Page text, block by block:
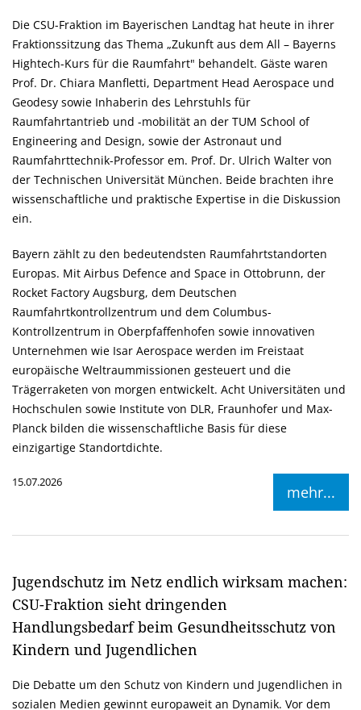
Die CSU-Fraktion im Bayerischen Landtag hat heute in ihrer
Fraktionssitzung das Thema „Zukunft aus dem All – Bayerns
Hightech-Kurs für die Raumfahrt" behandelt. Gäste waren
Prof. Dr. Chiara Manfletti, Department Head Aerospace und
Geodesy sowie Inhaberin des Lehrstuhls für
Raumfahrtantrieb und -mobilität an der TUM School of
Engineering and Design, sowie der Astronaut und
Raumfahrttechnik-Professor em. Prof. Dr. Ulrich Walter von
der Technischen Universität München. Beide brachten ihre
wissenschaftliche und praktische Expertise in die Diskussion
ein.
Bayern zählt zu den bedeutendsten Raumfahrtstandorten
Europas. Mit Airbus Defence and Space in Ottobrunn, der
Rocket Factory Augsburg, dem Deutschen
Raumfahrtkontrollzentrum und dem Columbus-
Kontrollzentrum in Oberpfaffenhofen sowie innovativen
Unternehmen wie Isar Aerospace werden im Freistaat
europäische Weltraummissionen gesteuert und die
Trägerraketen von morgen entwickelt. Acht Universitäten und
Hochschulen sowie Institute von DLR, Fraunhofer und Max-
Planck bilden die wissenschaftliche Basis für diese
einzigartige Standortdichte.
15.07.2026
mehr...
Jugendschutz im Netz endlich wirksam machen:
CSU-Fraktion sieht dringenden
Handlungsbedarf beim Gesundheitsschutz von
Kindern und Jugendlichen
Die Debatte um den Schutz von Kindern und Jugendlichen in
sozialen Medien gewinnt europaweit an Dynamik. Vor dem